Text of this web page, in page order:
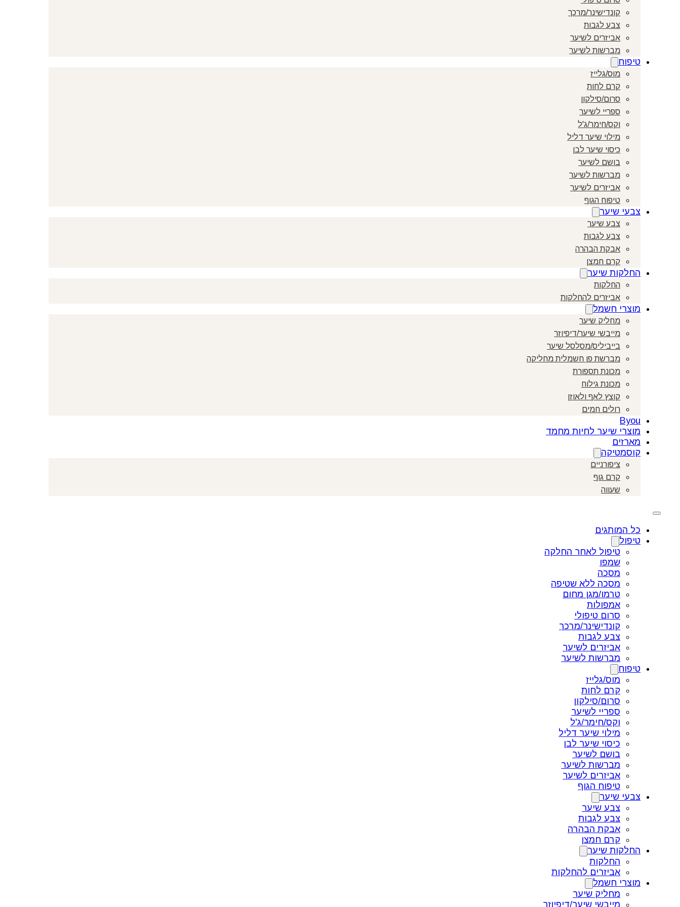
קונדישינר/מרכך
צבע לגבות
אביזרים לשיער
מברשות לשיער
טיפוח
מוס/גלייז
קרם לחות
סרום/סילקון
ספריי לשיער
וקס/חימר/ג'ל
מילוי שיער דליל
כיסוי שיער לבן
בושם לשיער
מברשות לשיער
אביזרים לשיער
טיפוח הגוף
צבעי שיער
צבע שיער
צבע לגבות
אבקת הבהרה
קרם חמצן
החלקות שיער
החלקות
אביזרים להחלקות
מוצרי חשמל
מחליק שיער
מייבשי שיער/דיפיוזר
בייביליס/מסלסל שיער
מברשת פן חשמלית מחליקה
מכונת תספורת
מכונת גילוח
קוצץ לאף ולאוזן
רולים חמים
Byou
מוצרי שיער לחיות מחמד
מארזים
קוסמטיקה
ציפורניים
קרם גוף
שעווה
כל המותגים
טיפול
טיפול לאחר החלקה
שמפו
מסכה
מסכה ללא שטיפה
טרמו/מגן מחום
אמפולות
סרום טיפולי
קונדישינר/מרכך
צבע לגבות
אביזרים לשיער
מברשות לשיער
טיפוח
מוס/גלייז
קרם לחות
סרום/סילקון
ספריי לשיער
וקס/חימר/ג'ל
מילוי שיער דליל
כיסוי שיער לבן
בושם לשיער
מברשות לשיער
אביזרים לשיער
טיפוח הגוף
צבעי שיער
צבע שיער
צבע לגבות
אבקת הבהרה
קרם חמצן
החלקות שיער
החלקות
אביזרים להחלקות
מוצרי חשמל
מחליק שיער
מייבשי שיער/דיפיוזר